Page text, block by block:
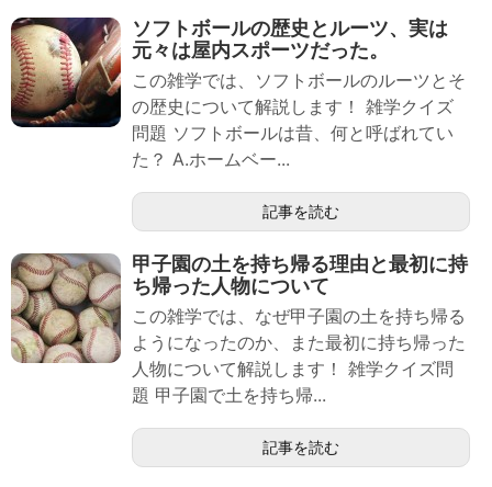
ソフトボールの歴史とルーツ、実は
元々は屋内スポーツだった。
この雑学では、ソフトボールのルーツとそ
の歴史について解説します！ 雑学クイズ
問題 ソフトボールは昔、何と呼ばれてい
た？ A.ホームベー...
記事を読む
甲子園の土を持ち帰る理由と最初に持
ち帰った人物について
この雑学では、なぜ甲子園の土を持ち帰る
ようになったのか、また最初に持ち帰った
人物について解説します！ 雑学クイズ問
題 甲子園で土を持ち帰...
記事を読む